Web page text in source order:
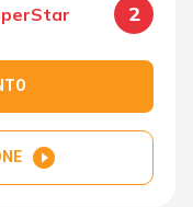
2
play_circle_filled